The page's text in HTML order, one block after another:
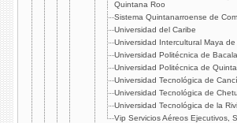
Quintana Roo
Sistema Quintanarroense de
Universidad del Caribe
Universidad Intercultural Maya
Universidad Politécnica de
Universidad Politécnica de
Universidad Tecnológica de
Universidad Tecnológica de
Universidad Tecnológica de la
Vip Servicios Aéreos Ejecutivos,